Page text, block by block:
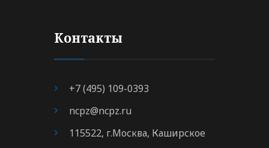
Контакты
+7 (495) 109-0393
ncpz@ncpz.ru
115522, г.Москва, Каширское